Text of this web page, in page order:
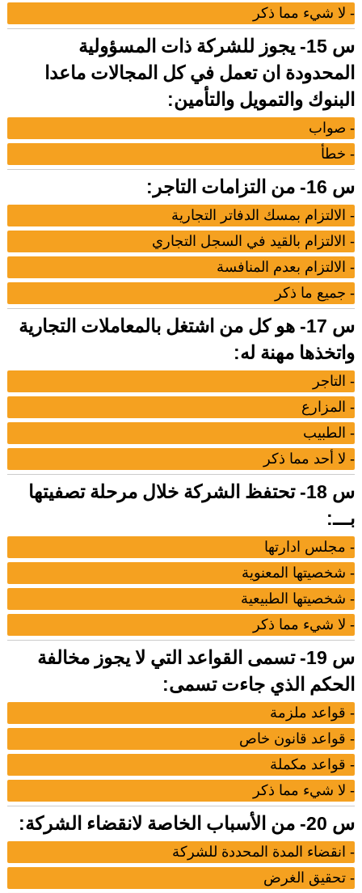
- لا شيء مما ذكر
س 15- يجوز للشركة ذات المسؤولية
المحدودة ان تعمل في كل المجالات ماعدا
البنوك والتمويل والتأمين:
- صواب
- خطأ
س 16- من التزامات التاجر:
- الالتزام بمسك الدفاتر التجارية
- الالتزام بالقيد في السجل التجاري
- الالتزام بعدم المنافسة
- جميع ما ذكر
س 17- هو كل من اشتغل بالمعاملات التجارية
واتخذها مهنة له:
- التاجر
- المزارع
- الطبيب
- لا أحد مما ذكر
س 18- تحتفظ الشركة خلال مرحلة تصفيتها
بـــ:
- مجلس ادارتها
- شخصيتها المعنوية
- شخصيتها الطبيعية
- لا شيء مما ذكر
س 19- تسمى القواعد التي لا يجوز مخالفة
الحكم الذي جاءت تسمى:
- قواعد ملزمة
- قواعد قانون خاص
- قواعد مكملة
- لا شيء مما ذكر
س 20- من الأسباب الخاصة لانقضاء الشركة:
- انقضاء المدة المحددة للشركة
- تحقيق الغرض